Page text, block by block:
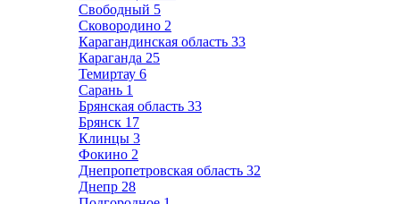
Свободный 5
Сковородино 2
Карагандинская область 33
Караганда 25
Темиртау 6
Сарань 1
Брянская область 33
Брянск 17
Клинцы 3
Фокино 2
Днепропетровская область 32
Днепр 28